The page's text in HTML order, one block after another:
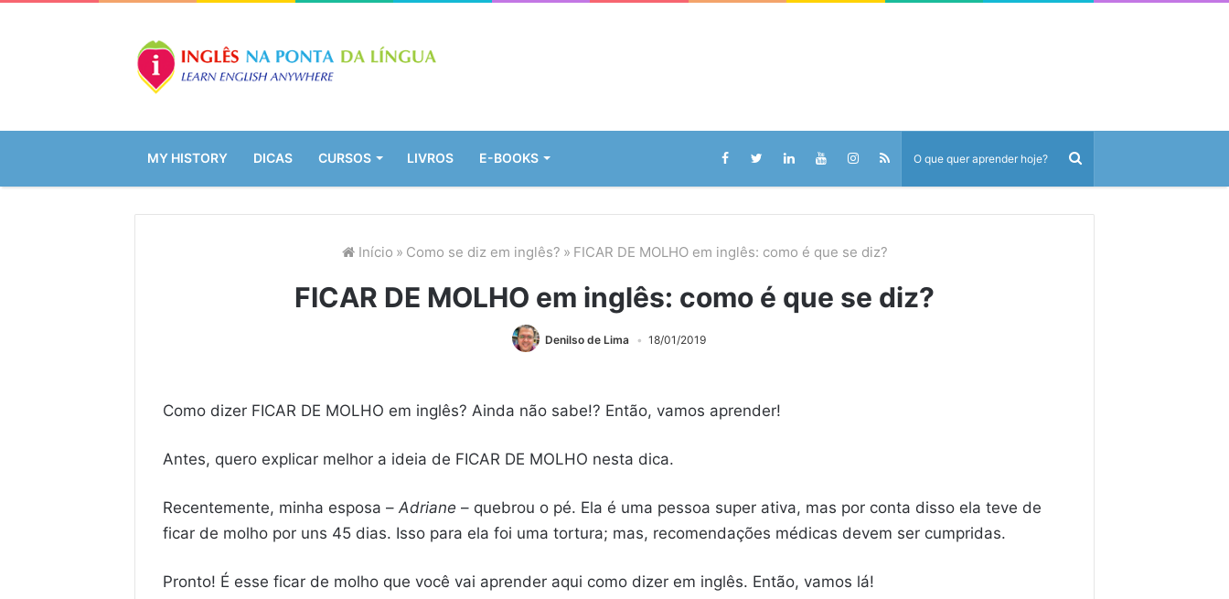
MY HISTORY DICAS CURSOS LIVROS E-BOOKS
Início » Como se diz em inglês? » FICAR DE MOLHO em inglês: como é que se diz?
FICAR DE MOLHO em inglês: como é que se diz?
Denilso de Lima 18/01/2019
Como dizer FICAR DE MOLHO em inglês? Ainda não sabe!? Então, vamos aprender!
Antes, quero explicar melhor a ideia de FICAR DE MOLHO nesta dica.
Recentemente, minha esposa –Adriane – quebrou o pé. Ela é uma pessoa super ativa, mas por conta disso ela teve de
ficar de molho por uns 45 dias. Isso para ela foi uma tortura; mas, recomendações médicas devem ser cumpridas.
Pronto! É esse ficar de molho que você vai aprender aqui como dizer em inglês. Então, vamos lá!